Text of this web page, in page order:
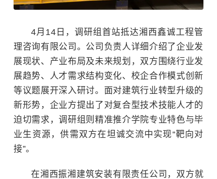
4月14日，调研组首站抵达湘西鑫诚工程管
理咨询有限公司。公司负责人详细介绍了企业发
展现状、产业布局及未来规划，双方围绕行业发
展趋势、人才需求结构变化、校企合作模式创新
等议题展开深入研讨。面对建筑行业转型升级的
新形势，企业方提出了对复合型技术技能人才的
迫切需求，调研组则精准推介学院专业特色与毕
业生资源，供需双方在坦诚交流中实现“靶向对
接”。
在湘西振湘建筑安装有限责任公司，双方就